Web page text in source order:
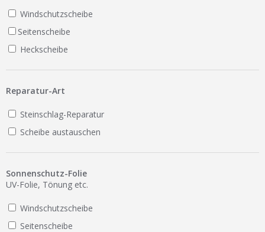
Windschutzscheibe
Seitenscheibe
Heckscheibe
Reparatur-Art
Steinschlag-Reparatur
Scheibe austauschen
Sonnenschutz-Folie
UV-Folie, Tönung etc.
Windschutzscheibe
Seitenscheibe